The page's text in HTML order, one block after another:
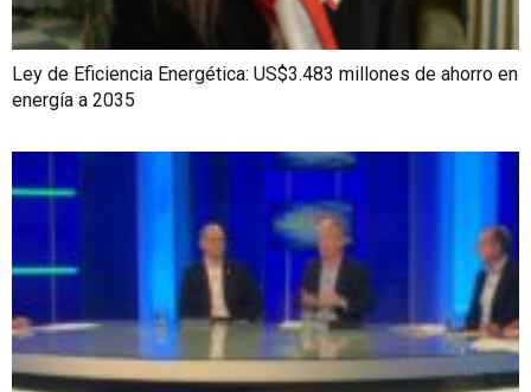
Ley de Eficiencia Energética: US$3.483 millones de ahorro en
energía a 2035